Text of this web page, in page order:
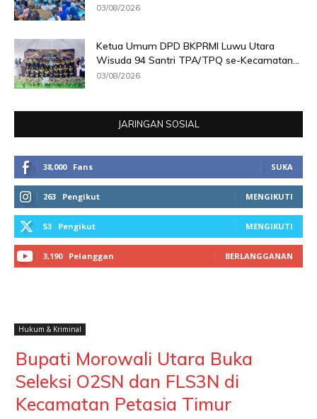
03/08/2026
Ketua Umum DPD BKPRMI Luwu Utara
Wisuda 94 Santri TPA/TPQ se-Kecamatan...
03/08/2026
JARINGAN SOSIAL
38,000 Fans SUKA
263 Pengikut MENGIKUTI
53 Pengikut MENGIKUTI
3,190 Pelanggan BERLANGGANAN